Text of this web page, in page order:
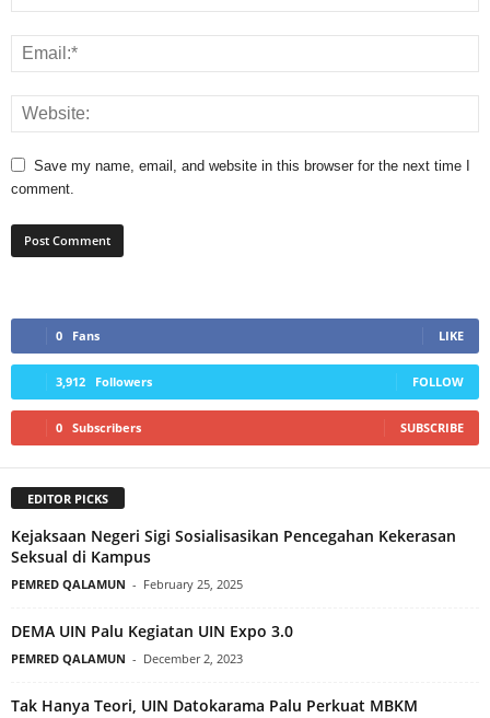
Save my name, email, and website in this browser for the next time I
comment.
0 Fans LIKE
3,912 Followers FOLLOW
0 Subscribers SUBSCRIBE
EDITOR PICKS
Kejaksaan Negeri Sigi Sosialisasikan Pencegahan Kekerasan
Seksual di Kampus
PEMRED QALAMUN - February 25, 2025
DEMA UIN Palu Kegiatan UIN Expo 3.0
PEMRED QALAMUN - December 2, 2023
Tak Hanya Teori, UIN Datokarama Palu Perkuat MBKM